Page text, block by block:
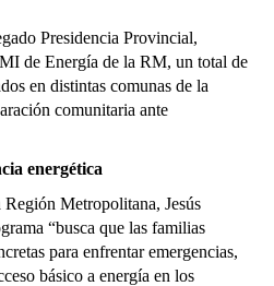
Presidencia Provincial,
de Energía de la RM, un total de
en distintas comunas de la
comunitaria ante
energética
Metropolitana, Jesús
“busca que las familias
para enfrentar emergencias,
básico a energía en los